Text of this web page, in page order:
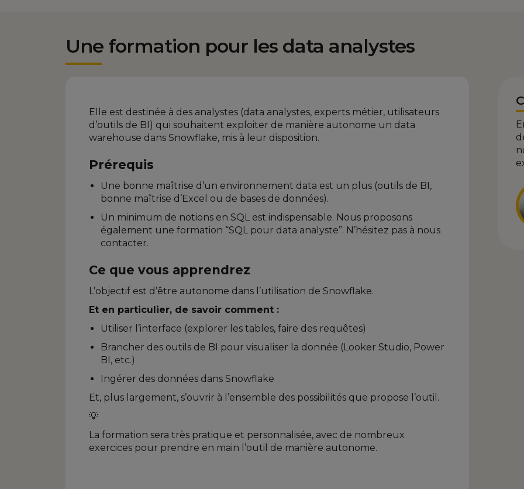
Une formation pour les data analystes
Elle est destinée à des analystes (data analystes, experts métier, utilisateurs
d’outils de BI) qui souhaitent exploiter de manière autonome un data
warehouse dans Snowflake, mis à leur disposition.
Prérequis
Une bonne maîtrise d’un environnement data est un plus (outils de BI,
bonne maîtrise d’Excel ou de bases de données).
Un minimum de notions en SQL est indispensable. Nous proposons
également une formation “SQL pour data analyste”. N’hésitez pas à nous
contacter.
Ce que vous apprendrez
L’objectif est d’être autonome dans l’utilisation de Snowflake.
Et en particulier, de savoir comment :
Utiliser l’interface (explorer les tables, faire des requêtes)
Brancher des outils de BI pour visualiser la donnée (Looker Studio, Power
BI, etc.)
Ingérer des données dans Snowflake
Et, plus largement, s’ouvrir à l’ensemble des possibilités que propose l’outil.
💡
La formation sera très pratique et personnalisée, avec de nombreux
exercices pour prendre en main l’outil de manière autonome.